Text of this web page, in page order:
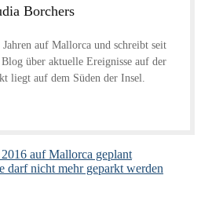
Borchers
auf Mallorca und schreibt seit
über aktuelle Ereignisse auf der
liegt auf dem Süden der Insel.
auf Mallorca geplant
darf nicht mehr geparkt werden